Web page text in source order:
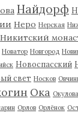
Найдорф
Неро Нерская
Никитский
Новатор Новгород
Новоспасский
свет Носков
Ока Окулова
Орлов Орлёнок